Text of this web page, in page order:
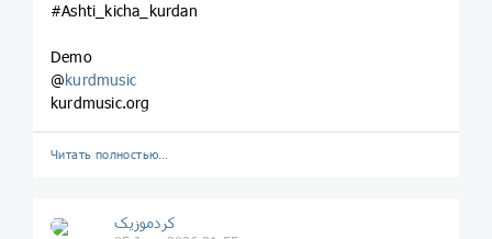
#Ashti_kicha_kurdan
Demo
@kurdmusic
kurdmusic.org
Читать полностью…
کردموزیک